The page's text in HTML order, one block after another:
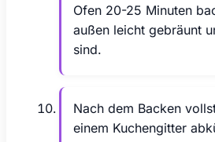
Ofen 20-25 Minuten
außen leicht gebräunt
sind.
Nach dem Backen
einem Kuchengitter